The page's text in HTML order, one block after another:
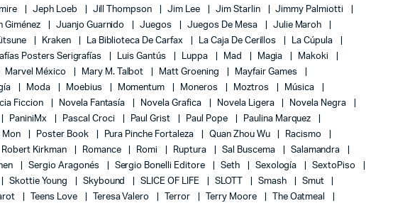
Jeph Loeb Jill Thompson Jim Lee Jim Starlin
Jimmy Palmiotti
Giménez Juanjo Guarnido Juegos Juegos De Mesa
Julie Maroh
Kraken La Biblioteca De Carfax La Caja De Cerillos
La Cúpula
Posters Serigrafías Luis Gantús Luppa Mad Magia
Makoki
Marvel México Mary M. Talbot Matt Groening
Mayfair Games
Moda Moebius Momentum Moneros Moztros
Música
Ficcion Novela Fantasía Novela Grafica Novela Ligera
Novela Negra
PaniniMx Pascal Croci Paul Grist Paul Pope
Paulina Marquez
Mon Poster Book Pura Pinche Fortaleza Quan Zhou Wu
Racismo
Robert Kirkman Romance Romi Ruptura Sal Buscema
Salamandra
Sergio Aragonés Sergio Bonelli Editore Seth Sexología
SextoPiso
Skottie Young Skybound SLICE OF LIFE SLOTT Smash
Smut
Teens Love Teresa Valero Terror Terry Moore The Oatmeal